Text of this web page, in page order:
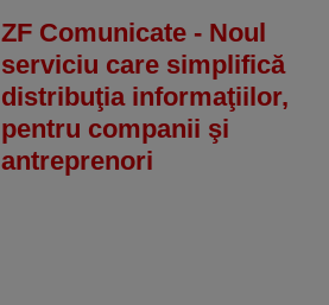
ZF Comunicate - Noul
serviciu care simplifică
distribuţia informaţiilor,
pentru companii şi
antreprenori